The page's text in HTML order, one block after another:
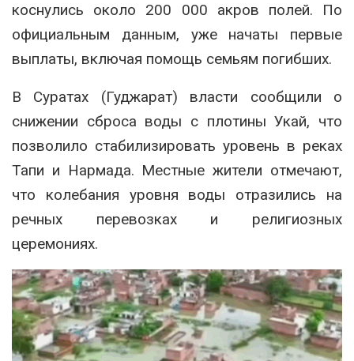
коснулись около 200 000 акров полей. По
официальным данным, уже начаты первые
выплаты, включая помощь семьям погибших.
В Суратах (Гуджарат) власти сообщили о
снижении сброса воды с плотины Укай, что
позволило стабилизировать уровень в реках
Тапи и Нармада. Местные жители отмечают,
что колебания уровня воды отразились на
речных перевозках и религиозных
церемониях.